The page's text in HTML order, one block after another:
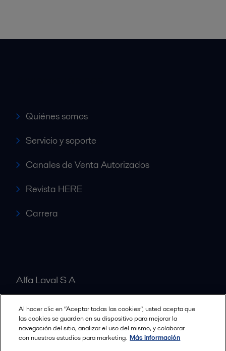
Quiénes somos
Servicio y soporte
Canales de Venta Autorizados
Revista HERE
Carrera
Alfa Laval S A
Nuestras oficinas
Al hacer clic en “Aceptar todas las cookies”, usted acepta que
las cookies se guarden en su dispositivo para mejorar la
navegación del sitio, analizar el uso del mismo, y colaborar
con nuestros estudios para marketing. Más información